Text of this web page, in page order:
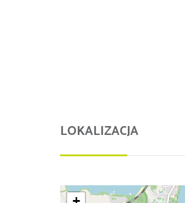
LOKALIZACJA